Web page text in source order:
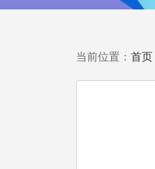
当前位置： 首页